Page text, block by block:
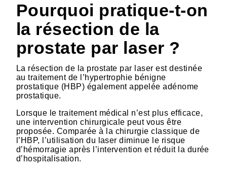
Pourquoi pratique-t-on
la résection de la
prostate par laser ?
La résection de la prostate par laser est destinée
au traitement de l’hypertrophie bénigne
prostatique (HBP) également appelée adénome
prostatique.
Lorsque le traitement médical n’est plus efficace,
une intervention chirurgicale peut vous être
proposée. Comparée à la chirurgie classique de
l’HBP, l’utilisation du laser diminue le risque
d’hémorragie après l’intervention et réduit la durée
d’hospitalisation.